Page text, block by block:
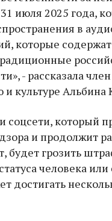
июля 2025 года,
в
которые
- рассказала
и культуре Альбина
соцсети, который
и продолжит
будет грозить
человека
достигать